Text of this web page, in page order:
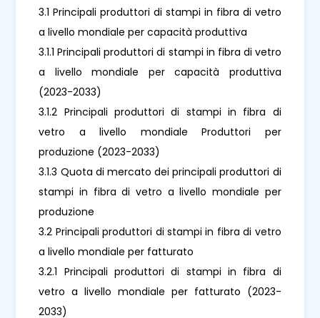
3.1 Principali produttori di stampi in fibra di vetro
a livello mondiale per capacità produttiva
3.1.1 Principali produttori di stampi in fibra di vetro
a livello mondiale per capacità produttiva
(2023-2033)
3.1.2 Principali produttori di stampi in fibra di
vetro a livello mondiale Produttori per
produzione (2023-2033)
3.1.3 Quota di mercato dei principali produttori di
stampi in fibra di vetro a livello mondiale per
produzione
3.2 Principali produttori di stampi in fibra di vetro
a livello mondiale per fatturato
3.2.1 Principali produttori di stampi in fibra di
vetro a livello mondiale per fatturato (2023-
2033)